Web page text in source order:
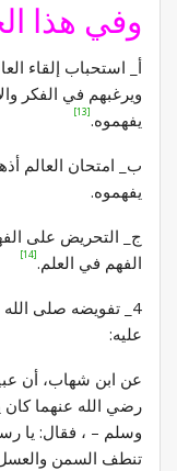
وفي هذا
أ_ استحباب إلقاء
ويرغبهم في الفكر
يفهموه.[13]
ب_ امتحان العالم
يفهموه.
ج_ التحريض على
الفهم في العلم.[14]
4_ تفويضه صلى
عليه:
عن ابن شهاب، أن
رضي الله عنهما كان
وسلم – ، فقال: يا
تنطف السمن والعسل،